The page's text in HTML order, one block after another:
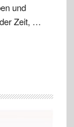
und
Zeit, …